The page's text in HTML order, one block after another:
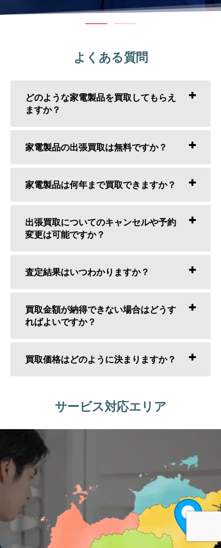
よくある質問
どのような家電製品を買取してもらえ
ますか？
家電製品の出張買取は無料ですか？
家電製品は何年まで買取できますか？
出張買取についてのキャンセルや予約
変更は可能ですか？
査定結果はいつわかりますか？
買取金額が納得できない場合はどうす
ればよいですか？
買取価格はどのように決まりますか？
サービス対応エリア